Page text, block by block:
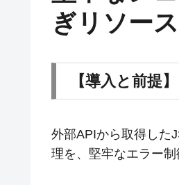
ぎリソー
【導入と前提】
外部APIから取得した
理を、堅牢なエラー制